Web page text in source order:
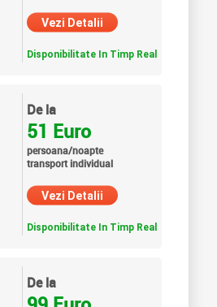
Vezi Detalii
Disponibilitate In Timp Real
De la
51 Euro
persoana/noapte
transport individual
Vezi Detalii
Disponibilitate In Timp Real
De la